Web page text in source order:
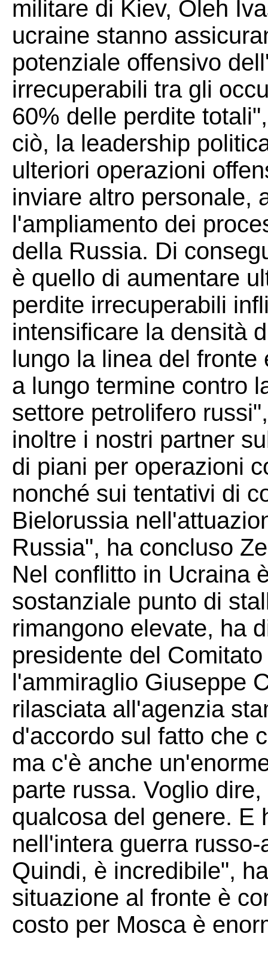
militare di Kiev, Oleh
ucraine stanno
potenziale offensivo
irrecuperabili tra gli
60% delle perdite
ciò, la leadership
ulteriori operazioni
inviare altro personale,
l'ampliamento dei
della Russia. Di
è quello di aumentare
perdite irrecuperabili
intensificare la densità
lungo la linea del
a lungo termine contro
settore petrolifero
inoltre i nostri partner
di piani per operazioni
nonché sui tentativi di
Bielorussia
Russia", ha concluso
Nel conflitto in Ucraina
sostanziale punto di
rimangono elevate, ha
presidente del
l'ammiraglio Giuseppe
rilasciata all'agenzia
d'accordo sul fatto che
ma c'è anche
parte russa. Voglio
qualcosa del genere. E
nell'intera guerra
Quindi, è incredibile",
situazione al fronte è
costo per Mosca è